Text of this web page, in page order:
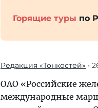
Горящие туры по
Редакция «Тонкостей» •
ОАО «Российские
международные